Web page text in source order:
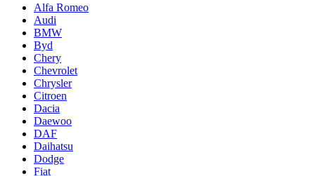
Alfa Romeo
Audi
BMW
Byd
Chery
Chevrolet
Chrysler
Citroen
Dacia
Daewoo
DAF
Daihatsu
Dodge
Fiat